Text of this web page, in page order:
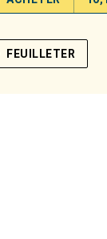
FEUILLETER